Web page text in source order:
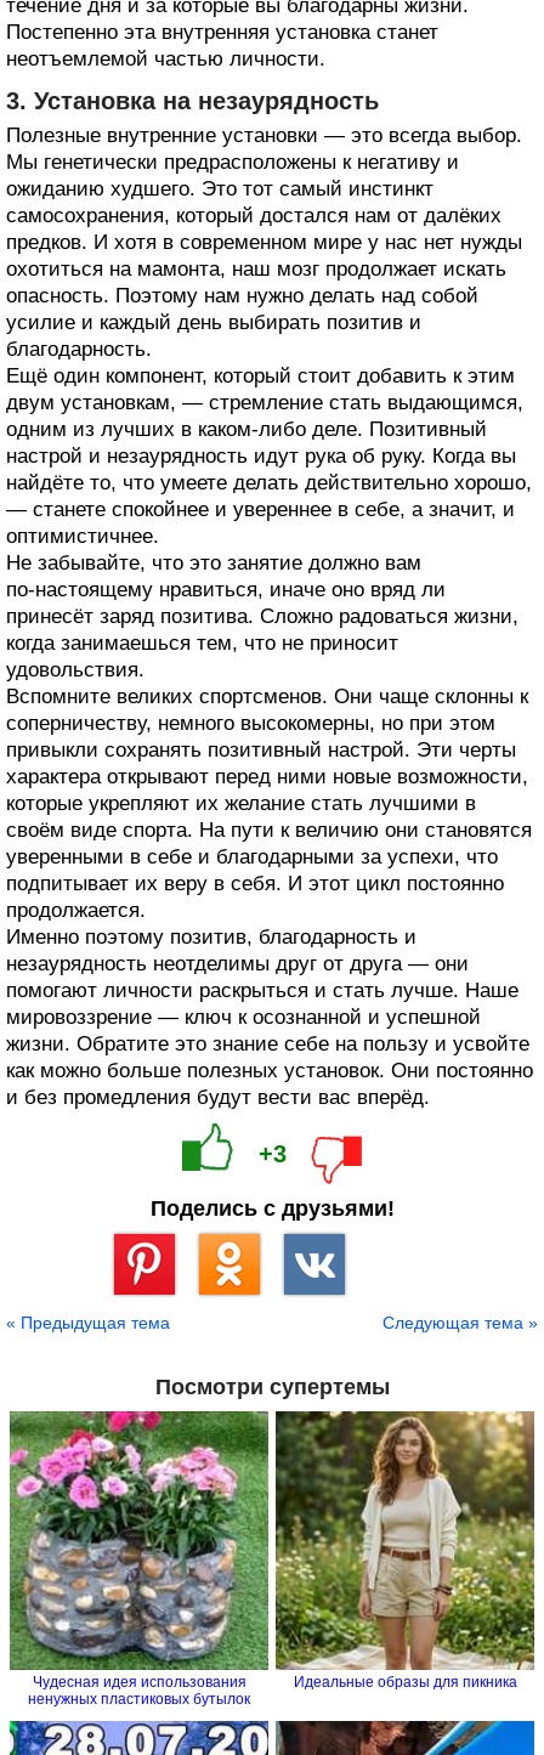
течение дня и за которые вы благодарны жизни.
Постепенно эта внутренняя установка станет
неотъемлемой частью личности.
3. Установка на незаурядность
Полезные внутренние установки — это всегда выбор.
Мы генетически предрасположены к негативу и
ожиданию худшего. Это тот самый инстинкт
самосохранения, который достался нам от далёких
предков. И хотя в современном мире у нас нет нужды
охотиться на мамонта, наш мозг продолжает искать
опасность. Поэтому нам нужно делать над собой
усилие и каждый день выбирать позитив и
благодарность.
Ещё один компонент, который стоит добавить к этим
двум установкам, — стремление стать выдающимся,
одним из лучших в каком‑либо деле. Позитивный
настрой и незаурядность идут рука об руку. Когда вы
найдёте то, что умеете делать действительно хорошо,
— станете спокойнее и увереннее в себе, а значит, и
оптимистичнее.
Не забывайте, что это занятие должно вам
по‑настоящему нравиться, иначе оно вряд ли
принесёт заряд позитива. Сложно радоваться жизни,
когда занимаешься тем, что не приносит
удовольствия.
Вспомните великих спортсменов. Они чаще склонны к
соперничеству, немного высокомерны, но при этом
привыкли сохранять позитивный настрой. Эти черты
характера открывают перед ними новые возможности,
которые укрепляют их желание стать лучшими в
своём виде спорта. На пути к величию они становятся
уверенными в себе и благодарными за успехи, что
подпитывает их веру в себя. И этот цикл постоянно
продолжается.
Именно поэтому позитив, благодарность и
незаурядность неотделимы друг от друга — они
помогают личности раскрыться и стать лучше. Наше
мировоззрение — ключ к осознанной и успешной
жизни. Обратите это знание себе на пользу и усвойте
как можно больше полезных установок. Они постоянно
и без промедления будут вести вас вперёд.
+3
Поделись с друзьями!
« Предыдущая тема Следующая тема »
Посмотри супертемы
Чудесная идея использования
ненужных пластиковых бутылок
Идеальные образы для пикника